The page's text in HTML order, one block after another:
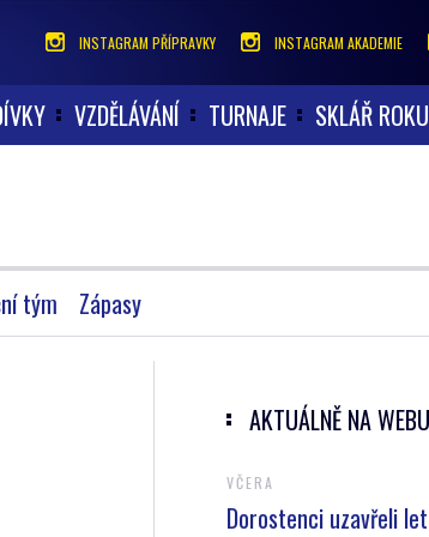
INSTAGRAM PŘÍPRAVKY INSTAGRAM AKADEMIE
VZDĚLÁVÁNÍ TURNAJE SKLÁŘ ROKU
tým Zápasy
AKTUÁLNĚ NA WEBU
VČERA
Dorostenci uzavřeli